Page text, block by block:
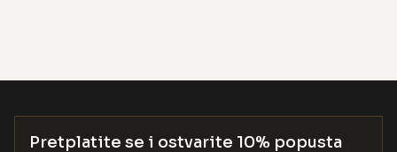
Pretplatite se i ostvarite 10% popusta